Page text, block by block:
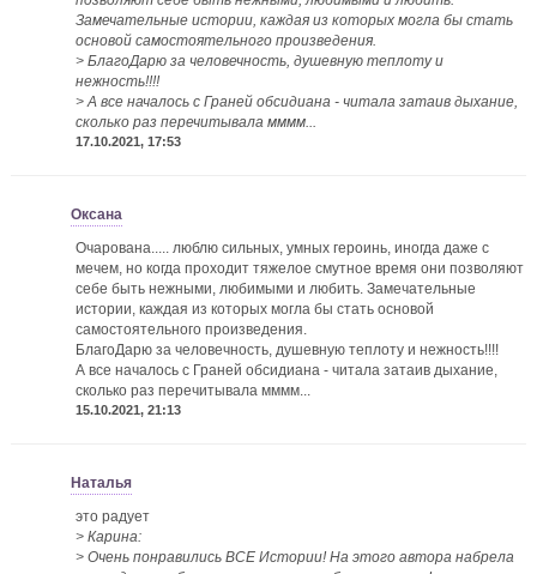
Замечательные истории, каждая из которых могла бы стать
основой самостоятельного произведения.
> БлагоДарю за человечность, душевную теплоту и
нежность!!!!
> А все началось с Граней обсидиана - читала затаив дыхание,
сколько раз перечитывала мммм...
17.10.2021, 17:53
Оксана
Очарована..... люблю сильных, умных героинь, иногда даже с
мечем, но когда проходит тяжелое смутное время они позволяют
себе быть нежными, любимыми и любить. Замечательные
истории, каждая из которых могла бы стать основой
самостоятельного произведения.
БлагоДарю за человечность, душевную теплоту и нежность!!!!
А все началось с Граней обсидиана - читала затаив дыхание,
сколько раз перечитывала мммм...
15.10.2021, 21:13
Наталья
это радует
> Карина:
> Очень понравились ВСЕ Истории! На этого автора набрела